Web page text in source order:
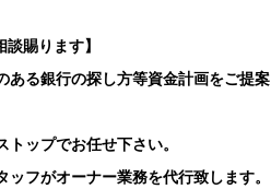
賜ります】
ある銀行の探し方等資金計画をご提案
ップでお任せ下さい。
ッフがオーナー業務を代行致します。